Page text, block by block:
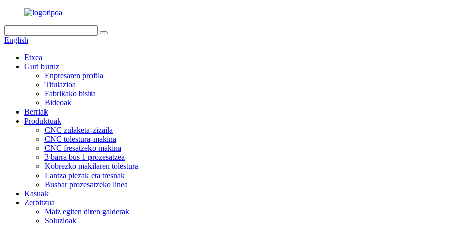
English
Etxea
Guri buruz
Enpresaren profila
Titulazioa
Fabrikako bisita
Bideoak
Berriak
Produktuak
CNC zulaketa-zizaila
CNC tolestura-makina
CNC fresatzeko makina
3 barra bus 1 prozesatzea
Kobrezko makilaren tolestura
Lantza piezak eta tresnak
Busbar prozesatzeko linea
Kasuak
Zerbitzua
Maiz egiten diren galderak
Soluzioak